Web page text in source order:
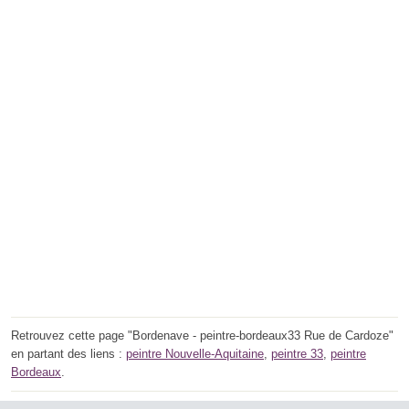
Retrouvez cette page "Bordenave - peintre-bordeaux33 Rue de Cardoze"
en partant des liens : peintre Nouvelle-Aquitaine peintre 33 peintre
Bordeaux